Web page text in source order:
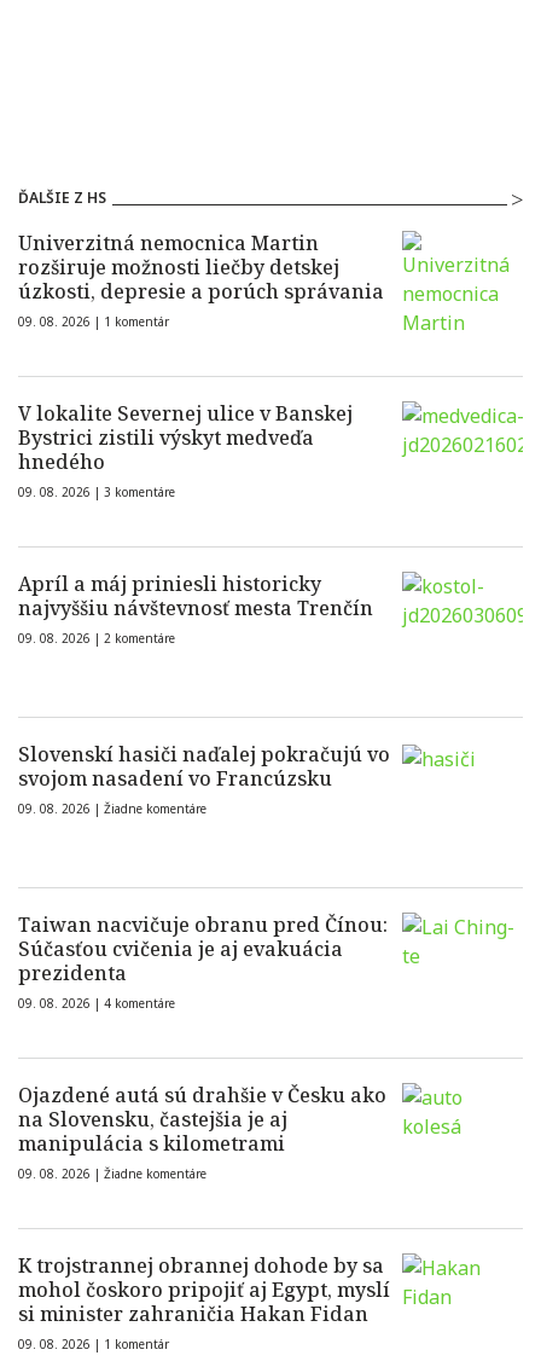
ĎALŠIE Z HS
Univerzitná nemocnica Martin
rozširuje možnosti liečby detskej
úzkosti, depresie a porúch správania
09. 08. 2026 | 1 komentár
V lokalite Severnej ulice v Banskej
Bystrici zistili výskyt medveďa
hnedého
09. 08. 2026 | 3 komentáre
Apríl a máj priniesli historicky
najvyššiu návštevnosť mesta Trenčín
09. 08. 2026 | 2 komentáre
Slovenskí hasiči naďalej pokračujú vo
svojom nasadení vo Francúzsku
09. 08. 2026 | Žiadne komentáre
Taiwan nacvičuje obranu pred Čínou:
Súčasťou cvičenia je aj evakuácia
prezidenta
09. 08. 2026 | 4 komentáre
Ojazdené autá sú drahšie v Česku ako
na Slovensku, častejšia je aj
manipulácia s kilometrami
09. 08. 2026 | Žiadne komentáre
K trojstrannej obrannej dohode by sa
mohol čoskoro pripojiť aj Egypt, myslí
si minister zahraničia Hakan Fidan
09. 08. 2026 | 1 komentár